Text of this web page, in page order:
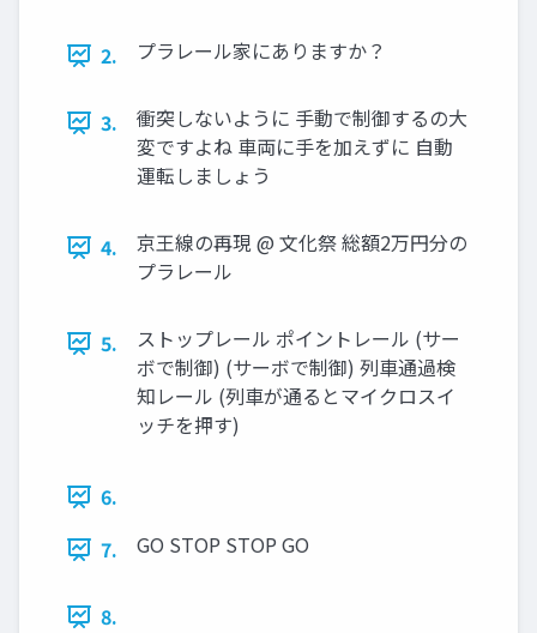
2. プラレール家にありますか？
3.
衝突しないように 手動で制御するの大
変ですよね 車両に手を加えずに 自動
運転しましょう
4.
京王線の再現 @ 文化祭 総額2万円分の
プラレール
5.
ストップレール ポイントレール (サー
ボで制御) (サーボで制御) 列車通過検
知レール (列車が通るとマイクロスイ
ッチを押す)
6.
7.
GO STOP STOP GO
8.